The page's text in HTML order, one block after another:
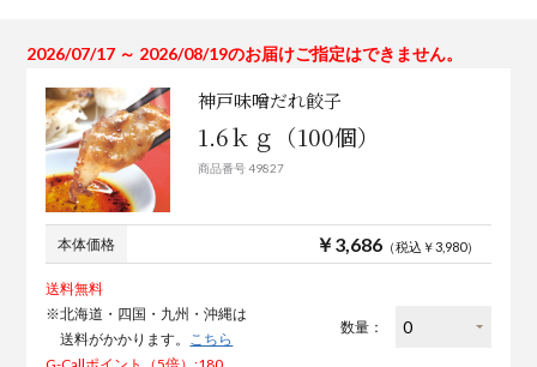
2026/07/17 ～ 2026/08/19のお届けご指定はできません。
神戸味噌だれ餃子
1.6ｋｇ（100個）
商品番号 49827
本体価格 ￥3,686（税込￥3,980）
送料無料
※北海道・四国・九州・沖縄は
送料がかかります。 こちら
数量：